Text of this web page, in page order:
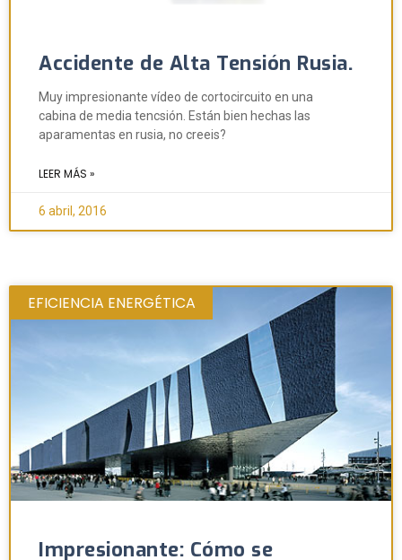
Accidente de Alta Tensión Rusia.
Muy impresionante vídeo de cortocircuito en una
cabina de media tencsión. Están bien hechas las
aparamentas en rusia, no creeis?
LEER MÁS »
6 abril, 2016
EFICIENCIA ENERGÉTICA
Impresionante: Cómo se